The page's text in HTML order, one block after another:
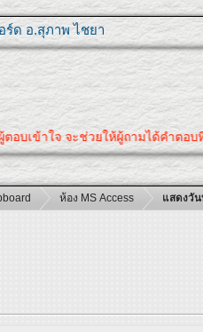
ร์ด อ.สุภาพ ไชยา
ใจ จะช่วยให้ผู้ถามได้คำตอบที่ชัดเ
ห้อง MS Access แสดงวั